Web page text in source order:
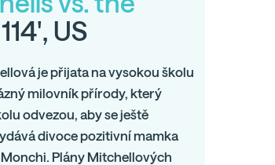
US
je přijata na vysokou školu
milovník přírody, který
odvezou, aby se ještě
divoce pozitivní mamka
Plány Mitchellových